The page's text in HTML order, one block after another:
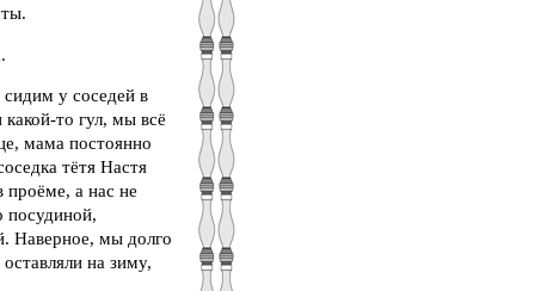
у соседей в
то гул, мы всё
мама постоянно
тётя Настя
проёме, а нас не
посудиной,
Наверное, мы долго
на зиму,